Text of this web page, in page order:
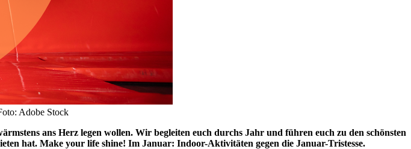
Adobe Stock
ans Herz legen wollen. Wir begleiten euch durchs Jahr und führen euch zu den schönsten
hat. Make your life shine! Im Januar: Indoor-Aktivitäten gegen die Januar-Tristesse.